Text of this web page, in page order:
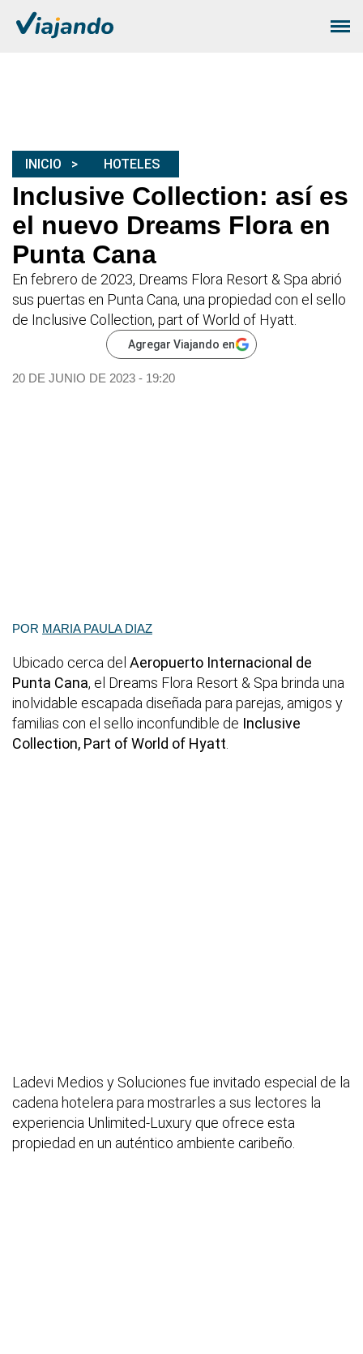
INICIO HOTELES
Inclusive Collection: así es
el nuevo Dreams Flora en
Punta Cana
En febrero de 2023, Dreams Flora Resort & Spa abrió
sus puertas en Punta Cana, una propiedad con el sello
de Inclusive Collection, part of World of Hyatt.
Agregar Viajando en
20 DE JUNIO DE 2023 - 19:20
POR MARIA PAULA DIAZ
Ubicado cerca del Aeropuerto Internacional de
Punta Cana, el Dreams Flora Resort & Spa brinda una
inolvidable escapada diseñada para parejas, amigos y
familias con el sello inconfundible de Inclusive
Collection, Part of World of Hyatt.
Ladevi Medios y Soluciones fue invitado especial de la
cadena hotelera para mostrarles a sus lectores la
experiencia Unlimited-Luxury que ofrece esta
propiedad en un auténtico ambiente caribeño.